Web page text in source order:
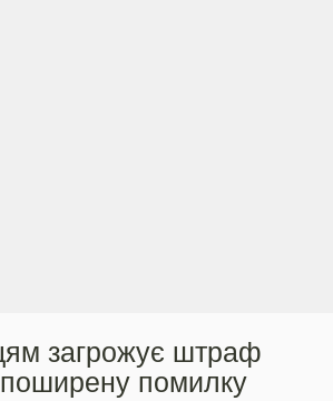
загрожує штраф
помилку